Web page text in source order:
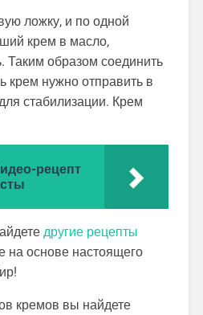
ложку, и по одной
крем в масло,
Таким образом соединить
крем нужно отправить в
стабилизации. Крем
рецепт
другие рецепты
на основе настоящего
кремов вы найдете